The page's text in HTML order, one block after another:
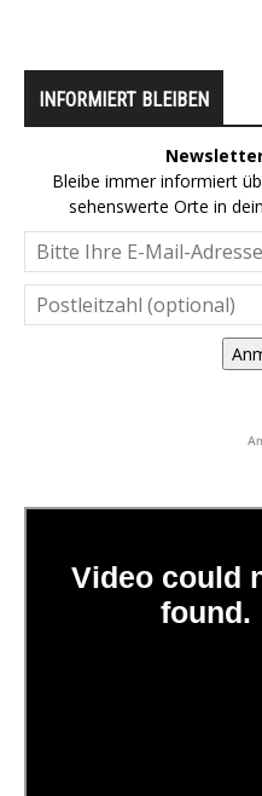
INFORMIERT BLEIBEN
Bleibe immer informiert
sehenswerte Orte in